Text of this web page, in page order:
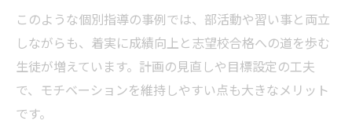
このような個別指導の事例では、部活動や習い事と両立
しながらも、着実に成績向上と志望校合格への道を歩む
生徒が増えています。計画の見直しや目標設定の工夫
で、モチベーションを維持しやすい点も大きなメリット
です。